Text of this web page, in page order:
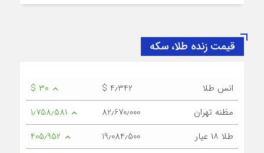
قیمت زنده طلا، سکه
انس طلا $ 4٫342
$ 30
مظنه تهران
82٫670٫000
1٫758٫581
طلا ۱۸ عیار
19٫084٫500
405٫952